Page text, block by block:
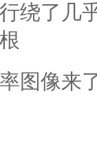
绕了几
图像来